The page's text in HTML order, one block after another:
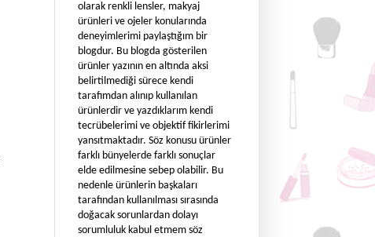
olarak renkli lensler, makyaj
ürünleri ve ojeler konularında
deneyimlerimi paylaştığım bir
blogdur. Bu blogda gösterilen
ürünler yazının en altında aksi
belirtilmediği sürece kendi
tarafımdan alınıp kullanılan
ürünlerdir ve yazdıklarım kendi
tecrübelerimi ve objektif fikirlerimi
yansıtmaktadır. Söz konusu ürünler
farklı bünyelerde farklı sonuçlar
elde edilmesine sebep olabilir. Bu
nedenle ürünlerin başkaları
tarafından kullanılması sırasında
doğacak sorunlardan dolayı
sorumluluk kabul etmem söz